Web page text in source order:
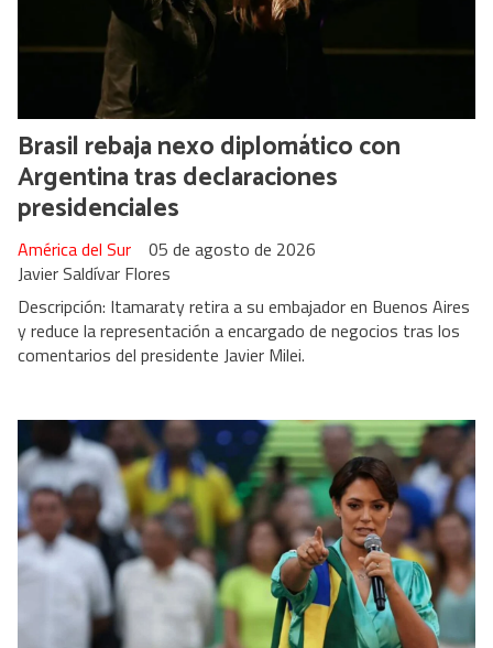
Brasil rebaja nexo diplomático con
Argentina tras declaraciones
presidenciales
Javier Saldívar Flores
América del Sur 05 de agosto de 2026
Descripción: Itamaraty retira a su embajador en Buenos Aires
y reduce la representación a encargado de negocios tras los
comentarios del presidente Javier Milei.